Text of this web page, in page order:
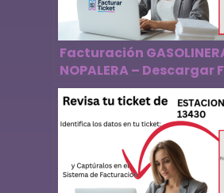
Facturación
NOPALERA – Descargar